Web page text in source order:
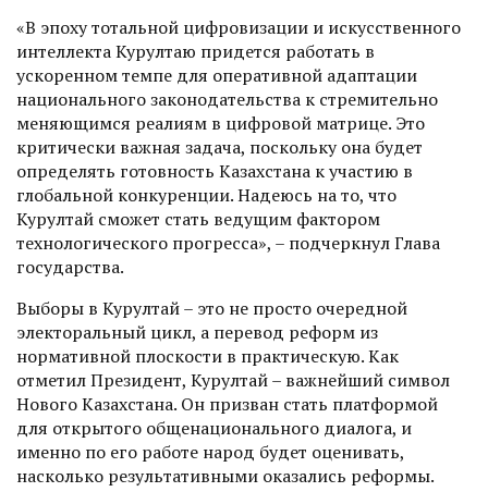
«В эпоху тотальной цифровизации и искусственного
интеллекта Курултаю придется работать в
ускоренном темпе для оперативной адаптации
национального законодательства к стремительно
меняющимся реалиям в цифровой матрице. Это
критически важная задача, поскольку она будет
определять готовность Казахстана к участию в
глобальной конкуренции. Надеюсь на то, что
Курултай сможет стать ведущим фактором
технологического прогресса», – подчеркнул Глава
государства.
Выборы в Курултай – это не просто очередной
электоральный цикл, а перевод реформ из
нормативной плоскости в практическую. Как
отметил Президент, Курултай – важнейший символ
Нового ­Казахстана. Он призван стать платформой
для открытого общенационального диалога, и
именно по его работе народ будет оценивать,
насколько результативными оказались реформы.